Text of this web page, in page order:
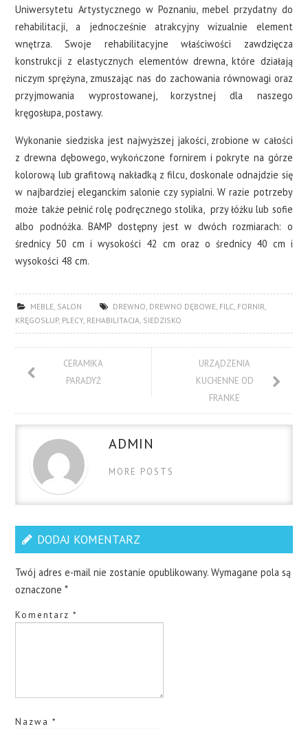
Uniwersytetu Artystycznego w Poznaniu, mebel przydatny do
rehabilitacji, a jednocześnie atrakcyjny wizualnie element
wnętrza. Swoje rehabilitacyjne właściwości zawdzięcza
konstrukcji z elastycznych elementów drewna, które działają
niczym sprężyna, zmuszając nas do zachowania równowagi oraz
przyjmowania wyprostowanej, korzystnej dla naszego
kręgosłupa, postawy.
Wykonanie siedziska jest najwyższej jakości, zrobione w całości
z drewna dębowego, wykończone fornirem i pokryte na górze
kolorową lub grafitową nakładką z filcu, doskonale odnajdzie się
w najbardziej eleganckim salonie czy sypialni. W razie potrzeby
może także pełnić rolę podręcznego stolika, przy łóżku lub sofie
albo podnóżka. BAMP dostępny jest w dwóch rozmiarach: o
średnicy 50 cm i wysokości 42 cm oraz o średnicy 40 cm i
wysokości 48 cm.
MEBLE, SALON DREWNO, DREWNO DĘBOWE, FILC, FORNIR,
KRĘGOSŁUP, PLECY, REHABILITACJA, SIEDZISKO
CERAMIKA
PARADYŻ
URZĄDZENIA
KUCHENNE OD
FRANKE
ADMIN
MORE POSTS
DODAJ KOMENTARZ
Twój adres e-mail nie zostanie opublikowany. Wymagane pola są
oznaczone*
Komentarz*
Nazwa*